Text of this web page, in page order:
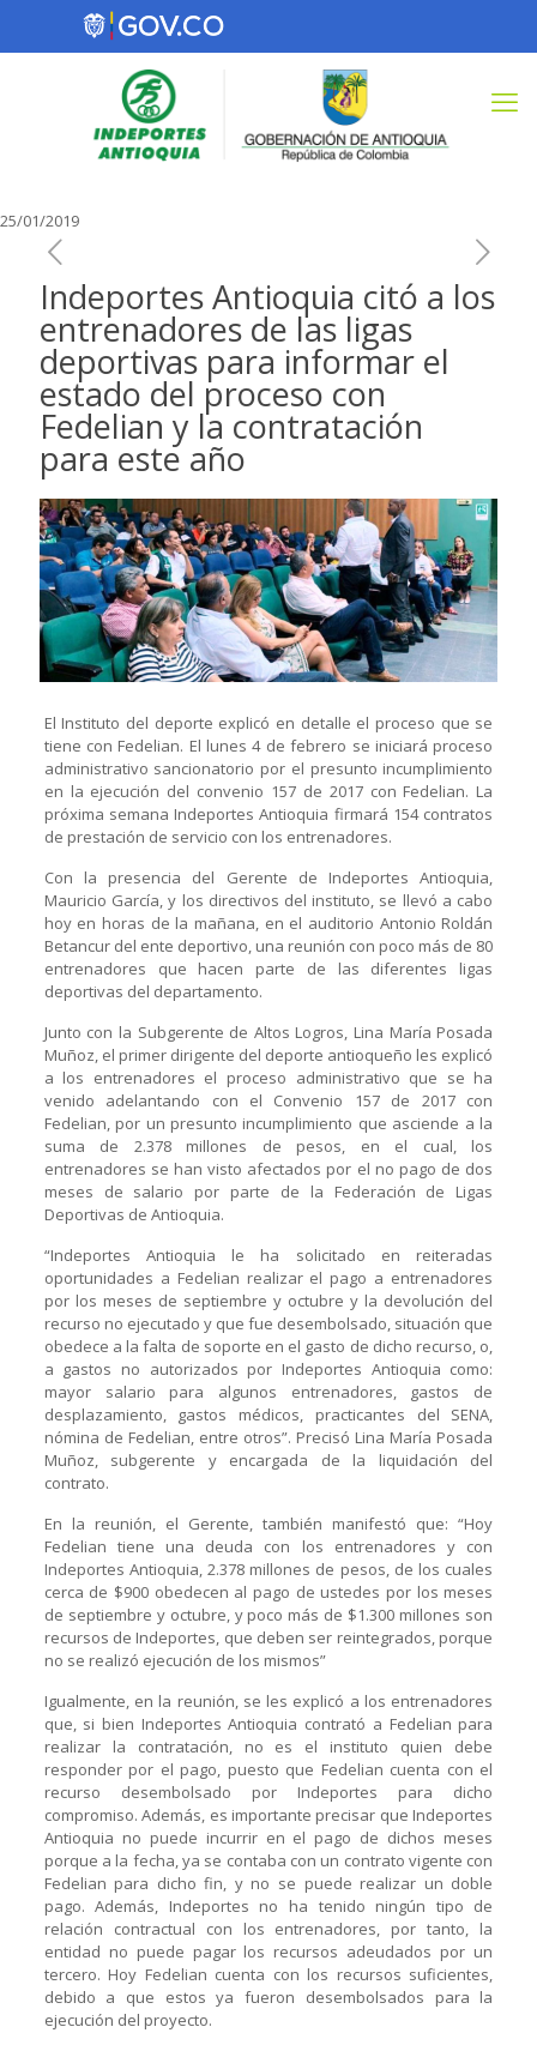
25/01/2019
Indeportes Antioquia citó a los
entrenadores de las ligas
deportivas para informar el
estado del proceso con
Fedelian y la contratación
para este año
El Instituto del deporte explicó en detalle el proceso que se
tiene con Fedelian. El lunes 4 de febrero se iniciará proceso
administrativo sancionatorio por el presunto incumplimiento
en la ejecución del convenio 157 de 2017 con Fedelian. La
próxima semana Indeportes Antioquia firmará 154 contratos
de prestación de servicio con los entrenadores.
Con la presencia del Gerente de Indeportes Antioquia,
Mauricio García, y los directivos del instituto, se llevó a cabo
hoy en horas de la mañana, en el auditorio Antonio Roldán
Betancur del ente deportivo, una reunión con poco más de 80
entrenadores que hacen parte de las diferentes ligas
deportivas del departamento.
Junto con la Subgerente de Altos Logros, Lina María Posada
Muñoz, el primer dirigente del deporte antioqueño les explicó
a los entrenadores el proceso administrativo que se ha
venido adelantando con el Convenio 157 de 2017 con
Fedelian, por un presunto incumplimiento que asciende a la
suma de 2.378 millones de pesos, en el cual, los
entrenadores se han visto afectados por el no pago de dos
meses de salario por parte de la Federación de Ligas
Deportivas de Antioquia.
“Indeportes Antioquia le ha solicitado en reiteradas
oportunidades a Fedelian realizar el pago a entrenadores
por los meses de septiembre y octubre y la devolución del
recurso no ejecutado y que fue desembolsado, situación que
obedece a la falta de soporte en el gasto de dicho recurso, o,
a gastos no autorizados por Indeportes Antioquia como:
mayor salario para algunos entrenadores, gastos de
desplazamiento, gastos médicos, practicantes del SENA,
nómina de Fedelian, entre otros”. Precisó Lina María Posada
Muñoz, subgerente y encargada de la liquidación del
contrato.
En la reunión, el Gerente, también manifestó que: “Hoy
Fedelian tiene una deuda con los entrenadores y con
Indeportes Antioquia, 2.378 millones de pesos, de los cuales
cerca de $900 obedecen al pago de ustedes por los meses
de septiembre y octubre, y poco más de $1.300 millones son
recursos de Indeportes, que deben ser reintegrados, porque
no se realizó ejecución de los mismos”
Igualmente, en la reunión, se les explicó a los entrenadores
que, si bien Indeportes Antioquia contrató a Fedelian para
realizar la contratación, no es el instituto quien debe
responder por el pago, puesto que Fedelian cuenta con el
recurso desembolsado por Indeportes para dicho
compromiso. Además, es importante precisar que Indeportes
Antioquia no puede incurrir en el pago de dichos meses
porque a la fecha, ya se contaba con un contrato vigente con
Fedelian para dicho fin, y no se puede realizar un doble
pago. Además, Indeportes no ha tenido ningún tipo de
relación contractual con los entrenadores, por tanto, la
entidad no puede pagar los recursos adeudados por un
tercero. Hoy Fedelian cuenta con los recursos suficientes,
debido a que estos ya fueron desembolsados para la
ejecución del proyecto.